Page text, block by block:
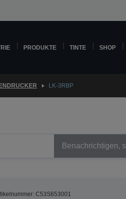
PRODUKTE TINTE SHOP
LK-3RBP
Benachrichtigen,
C53S653001